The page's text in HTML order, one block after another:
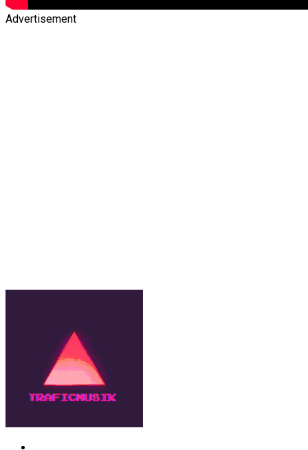
Advertisement